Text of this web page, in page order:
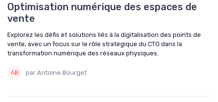
Optimisation numérique des espaces de
vente
Explorez les défis et solutions liés à la digitalisation des points de
vente, avec un focus sur le rôle stratégique du CTO dans la
transformation numérique des réseaux physiques.
par Antoine Bourget